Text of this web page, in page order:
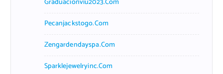
Pecanjackstogo.com
Zengardendayspa.com
Sparklejewelryinc.com